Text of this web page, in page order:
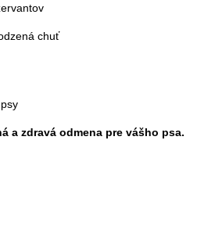
chuť
a zdravá odmena pre vášho psa.